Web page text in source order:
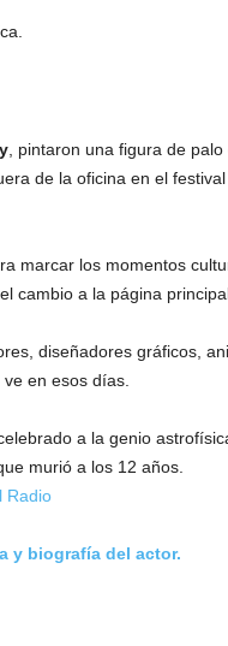
, pintaron una figura de palo
de la oficina en el
marcar los momentos
cambio a la página
diseñadores gráficos,
en esos días.
a la genio
que murió a los 12 años.
y biografía del actor.